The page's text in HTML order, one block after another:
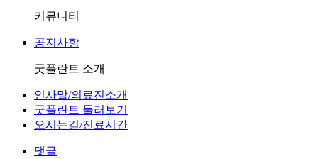
커뮤니티
공지사항
굿플란트 소개
인사말/의료진소개
굿플란트 둘러보기
오시는길/진료시간
댓글